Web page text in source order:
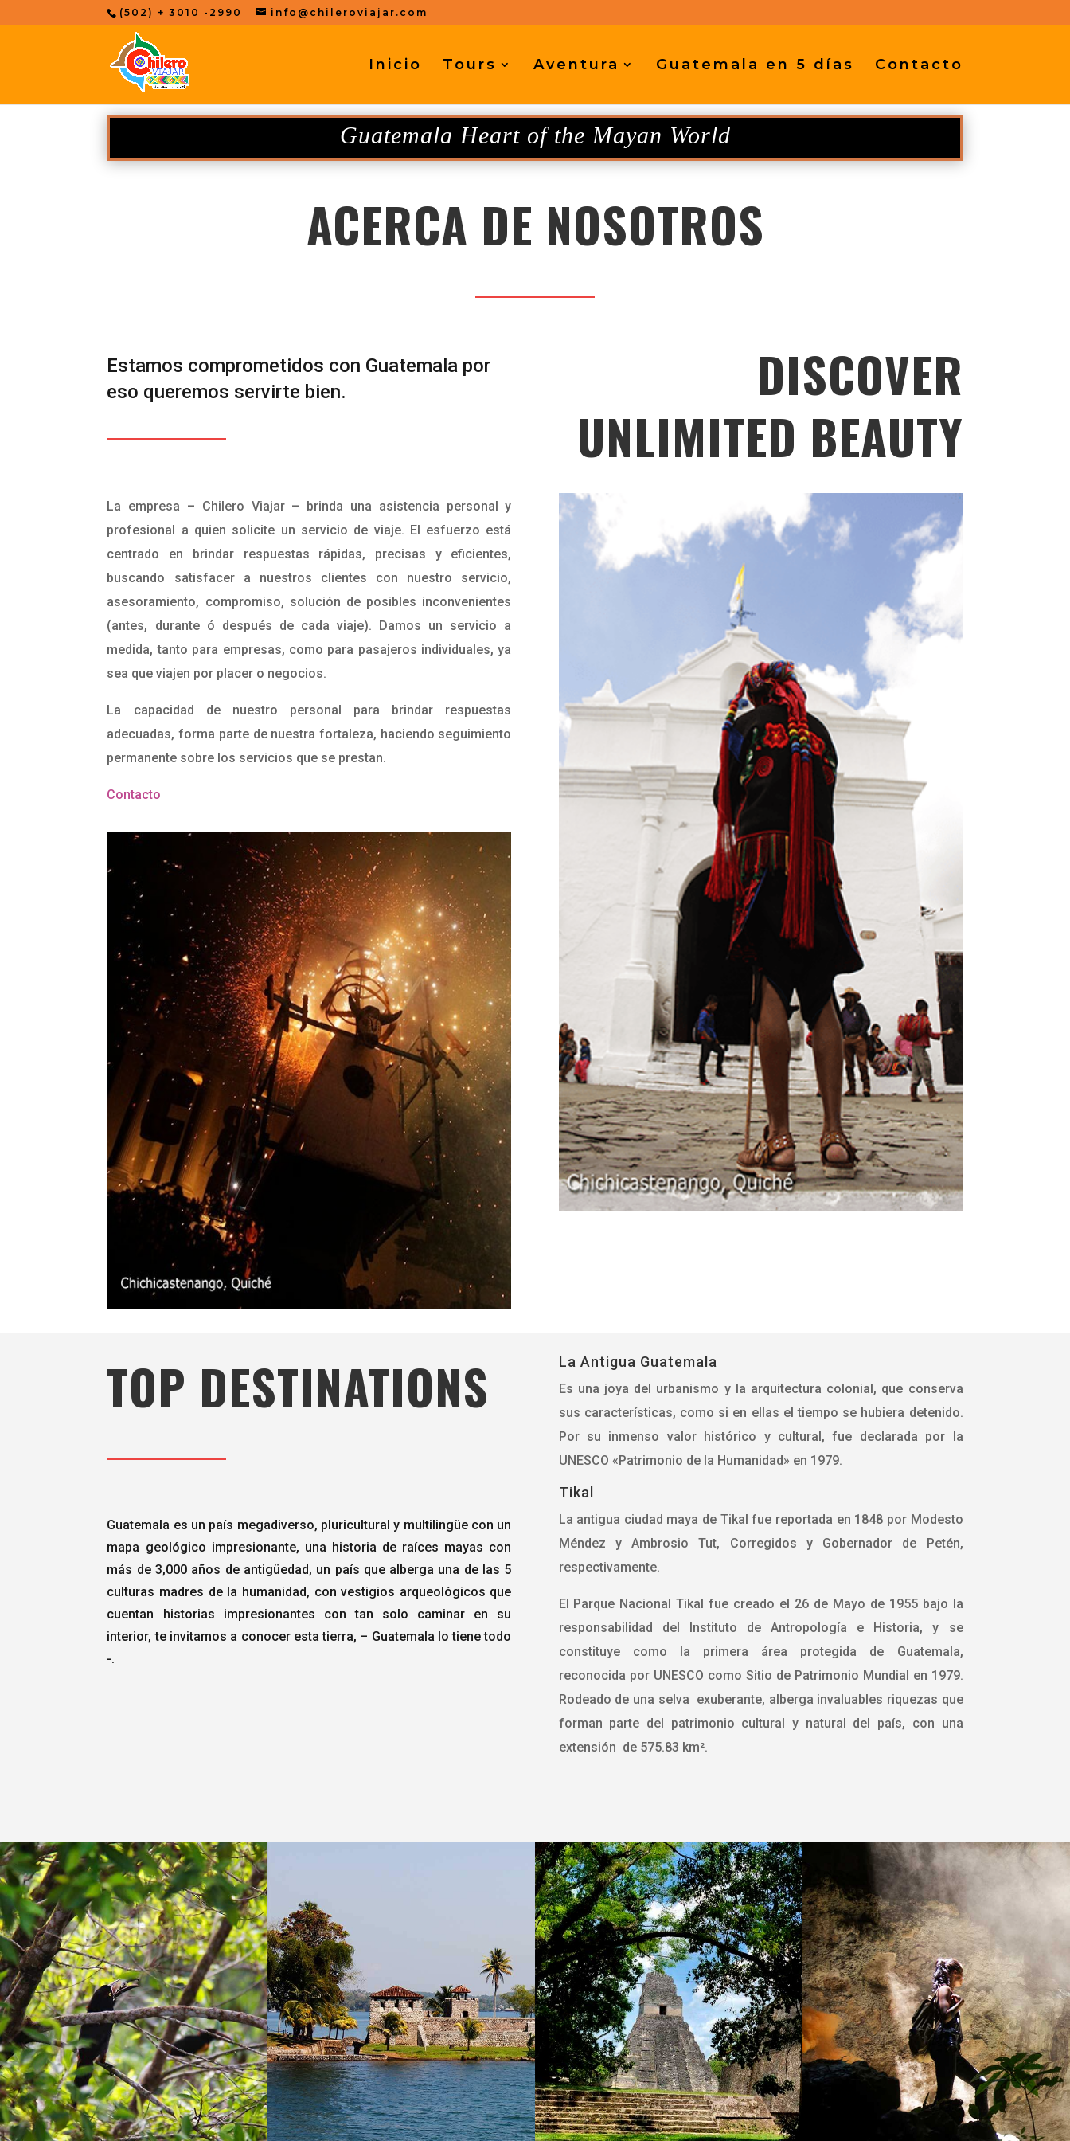
(502) + 3010 -2990 info@chileroviajar.com
Inicio Tours Aventura Guatemala en 5 días Contacto
Guatemala Heart of the Mayan World
ACERCA DE NOSOTROS
Estamos comprometidos con Guatemala por
eso queremos servirte bien.
La empresa – Chilero Viajar – brinda una asistencia personal y
profesional a quien solicite un servicio de viaje. El esfuerzo está
centrado en brindar respuestas rápidas, precisas y eficientes,
buscando satisfacer a nuestros clientes con nuestro servicio,
asesoramiento, compromiso, solución de posibles inconvenientes
(antes, durante ó después de cada viaje). Damos un servicio a
medida, tanto para empresas, como para pasajeros individuales, ya
sea que viajen por placer o negocios.
La capacidad de nuestro personal para brindar respuestas
adecuadas, forma parte de nuestra fortaleza, haciendo seguimiento
permanente sobre los servicios que se prestan.
Contacto
DISCOVER
UNLIMITED BEAUTY
TOP DESTINATIONS
Guatemala es un país megadiverso, pluricultural y multilingüe con un
mapa geológico impresionante, una historia de raíces mayas con
más de 3,000 años de antigüedad, un país que alberga una de las 5
culturas madres de la humanidad, con vestigios arqueológicos que
cuentan historias impresionantes con tan solo caminar en su
interior, te invitamos a conocer esta tierra, – Guatemala lo tiene todo
-.
La Antigua Guatemala
Es una joya del urbanismo y la arquitectura colonial, que conserva
sus características, como si en ellas el tiempo se hubiera detenido.
Por su inmenso valor histórico y cultural, fue declarada por la
UNESCO «Patrimonio de la Humanidad» en 1979.
Tikal
La antigua ciudad maya de Tikal fue reportada en 1848 por Modesto
Méndez y Ambrosio Tut, Corregidos y Gobernador de Petén,
respectivamente.
El Parque Nacional Tikal fue creado el 26 de Mayo de 1955 bajo la
responsabilidad del Instituto de Antropología e Historia, y se
constituye como la primera área protegida de Guatemala,
reconocida por UNESCO como Sitio de Patrimonio Mundial en 1979.
Rodeado de una selva exuberante, alberga invaluables riquezas que
forman parte del patrimonio cultural y natural del país, con una
extensión de 575.83 km².